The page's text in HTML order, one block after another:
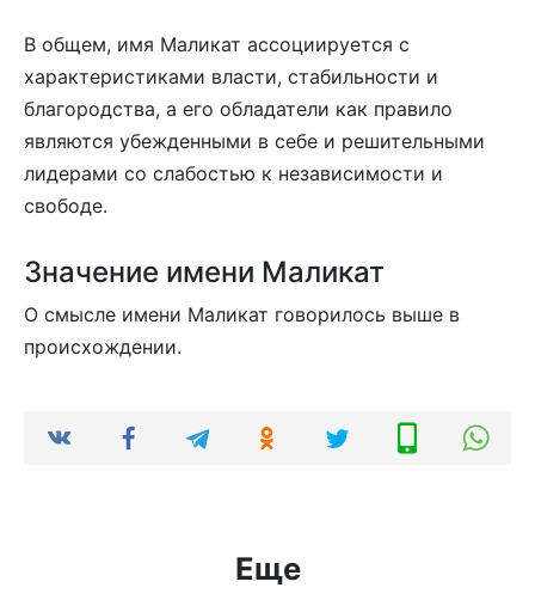
В общем, имя Маликат ассоциируется с
характеристиками власти, стабильности и
благородства, а его обладатели как правило
являются убежденными в себе и решительными
лидерами со слабостью к независимости и
свободе.
Значение имени Маликат
О смысле имени Маликат говорилось выше в
происхождении.
Еще